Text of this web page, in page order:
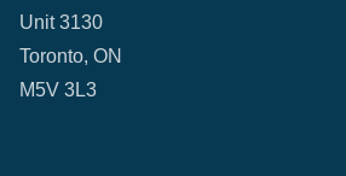
Unit 3130
Toronto, ON
M5V 3L3